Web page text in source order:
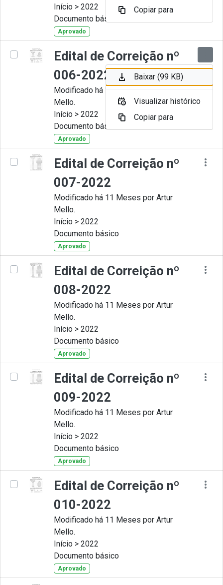
Início > 2022
Documento básico
Aprovado
Edital de Correição nº
006-2022
Modificado há 11 Meses por Artur
Mello.
Início > 2022
Documento básico
Aprovado
Edital de Correição nº
007-2022
Modificado há 11 Meses por Artur
Mello.
Início > 2022
Documento básico
Aprovado
Edital de Correição nº
008-2022
Modificado há 11 Meses por Artur
Mello.
Início > 2022
Documento básico
Aprovado
Edital de Correição nº
009-2022
Modificado há 11 Meses por Artur
Mello.
Início > 2022
Documento básico
Aprovado
Edital de Correição nº
010-2022
Modificado há 11 Meses por Artur
Mello.
Início > 2022
Documento básico
Aprovado
Copiar para
Baixar (99 KB)
Visualizar histórico
Copiar para